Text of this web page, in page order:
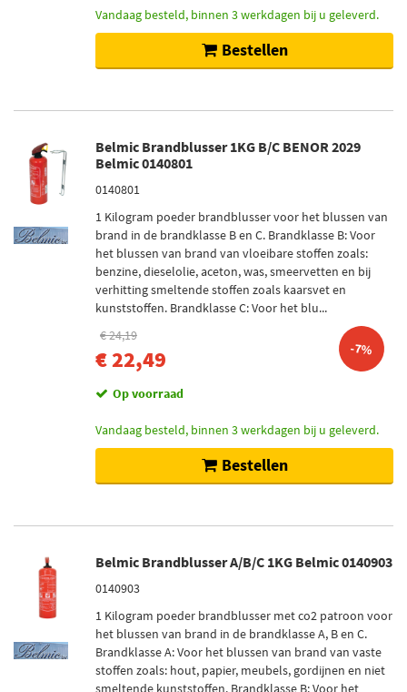
Vandaag besteld, binnen 3 werkdagen bij u geleverd.
Bestellen
Belmic Brandblusser 1KG B/C BENOR 2029
Belmic 0140801
0140801
1 Kilogram poeder brandblusser voor het blussen van
brand in de brandklasse B en C. Brandklasse B: Voor
het blussen van brand van vloeibare stoffen zoals:
benzine, dieselolie, aceton, was, smeervetten en bij
verhitting smeltende stoffen zoals kaarsvet en
kunststoffen. Brandklasse C: Voor het blu...
€ 24,19
€ 22,49 -7%
Op voorraad
Vandaag besteld, binnen 3 werkdagen bij u geleverd.
Bestellen
Belmic Brandblusser A/B/C 1KG Belmic 0140903
0140903
1 Kilogram poeder brandblusser met co2 patroon voor
het blussen van brand in de brandklasse A, B en C.
Brandklasse A: Voor het blussen van brand van vaste
stoffen zoals: hout, papier, meubels, gordijnen en niet
smeltende kunststoffen. Brandklasse B: Voor het